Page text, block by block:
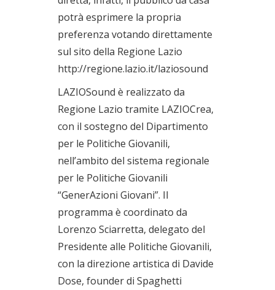
potrà esprimere la propria
preferenza votando direttamente
sul sito della Regione Lazio
http://regione.lazio.it/laziosound
LAZIOSound è realizzato da
Regione Lazio tramite LAZIOCrea,
con il sostegno del Dipartimento
per le Politiche Giovanili,
nell’ambito del sistema regionale
per le Politiche Giovanili
“GenerAzioni Giovani”. Il
programma è coordinato da
Lorenzo Sciarretta, delegato del
Presidente alle Politiche Giovanili,
con la direzione artistica di Davide
Dose, founder di Spaghetti